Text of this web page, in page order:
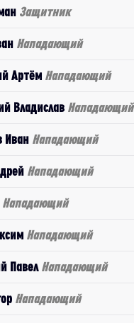
Защитник
Нападающий
Артём Нападающий
Владислав Нападающий
Иван Нападающий
Нападающий
Нападающий
Нападающий
Павел Нападающий
Нападающий